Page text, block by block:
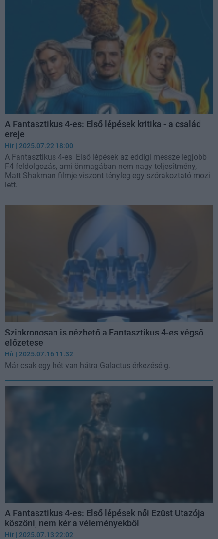
A Fantasztikus 4-es: Első lépések kritika - a család
ereje
Hír | 2025.07.22 18:00
A Fantasztikus 4-es: Első lépések az eddigi messze legjobb
F4 feldolgozás, ami önmagában nem nagy teljesítmény,
Matt Shakman filmje viszont tényleg egy szórakoztató mozi
lett.
Szinkronosan is nézhető a Fantasztikus 4-es végső
előzetese
Hír | 2025.07.16 11:32
Már csak egy hét van hátra Galactus érkezéséig.
A Fantasztikus 4-es: Első lépések női Ezüst Utazója
köszöni, nem kér a véleményekből
Hír | 2025.07.13 22:02